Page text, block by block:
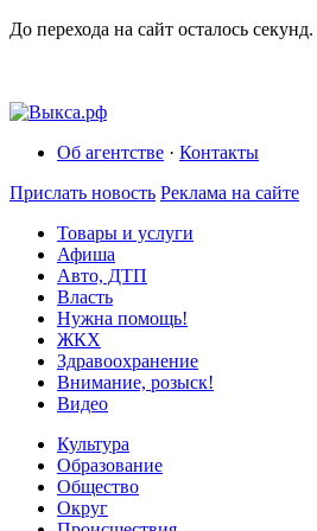
До перехода на сайт осталось секунд.
Об агентстве · Контакты
Прислать новость Реклама на сайте
Товары и услуги
Афиша
Авто, ДТП
Власть
Нужна помощь!
ЖКХ
Здравоохранение
Внимание, розыск!
Видео
Культура
Образование
Общество
Округ